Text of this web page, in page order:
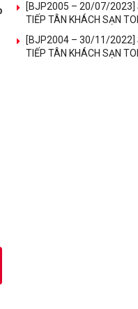
[BJP2005 – 20/07/2023]
TIẾP TÂN KHÁCH SẠN
[BJP2004 – 30/11/2022]
TIẾP TÂN KHÁCH SẠN